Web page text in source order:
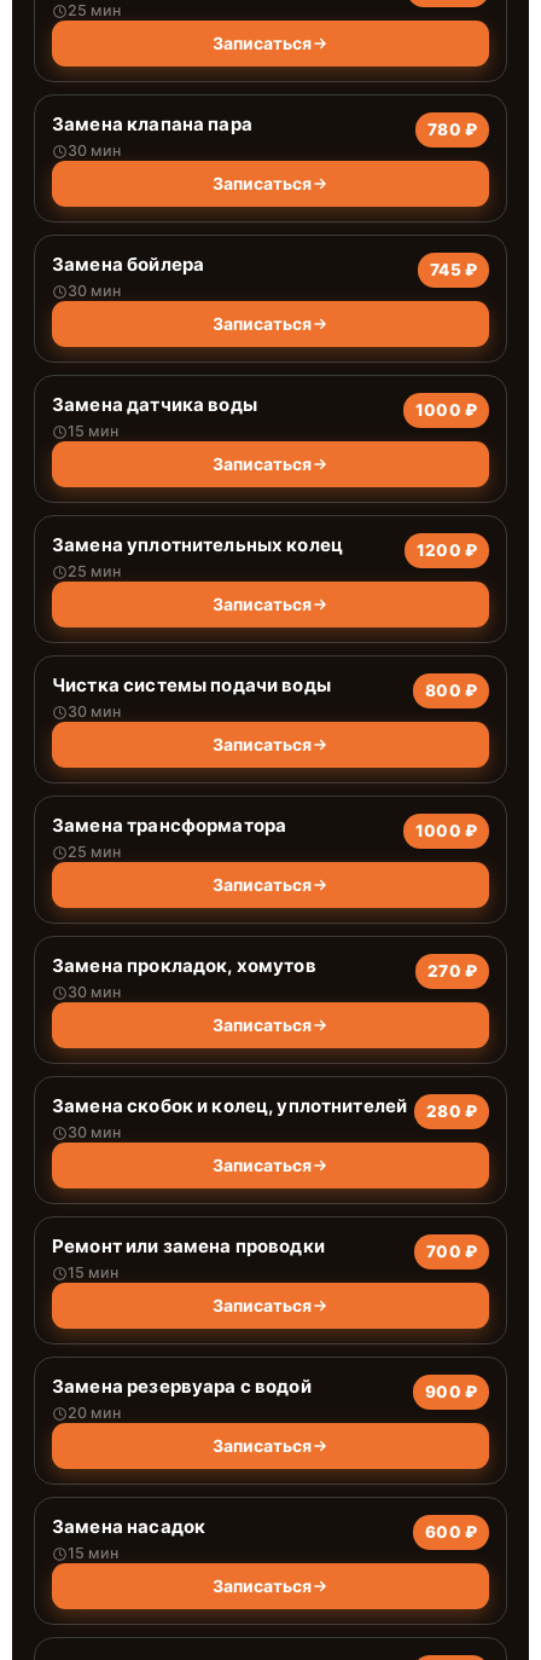
25 мин
Записаться
Замена клапана пара
30 мин
780 ₽
Записаться
Замена бойлера
30 мин
745 ₽
Записаться
Замена датчика воды
15 мин
1000 ₽
Записаться
Замена уплотнительных колец
25 мин
1200 ₽
Записаться
Чистка системы подачи воды
30 мин
800 ₽
Записаться
Замена трансформатора
25 мин
1000 ₽
Записаться
Замена прокладок, хомутов
30 мин
270 ₽
Записаться
Замена скобок и колец, уплотнителей
30 мин
280 ₽
Записаться
Ремонт или замена проводки
15 мин
700 ₽
Записаться
Замена резервуара с водой
20 мин
900 ₽
Записаться
Замена насадок
15 мин
600 ₽
Записаться